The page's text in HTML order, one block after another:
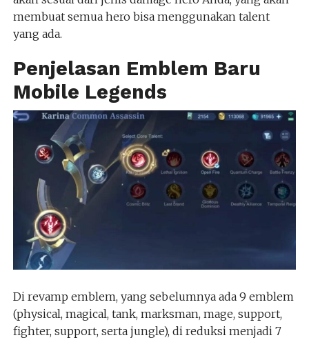
membuat semua hero bisa menggunakan talent
yang ada.
Penjelasan Emblem Baru
Mobile Legends
Di revamp emblem, yang sebelumnya ada 9 emblem
(physical, magical, tank, marksman, mage, support,
fighter, support, serta jungle), di reduksi menjadi 7